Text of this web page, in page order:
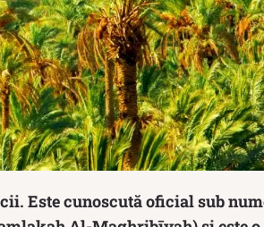
Este cunoscută oficial sub